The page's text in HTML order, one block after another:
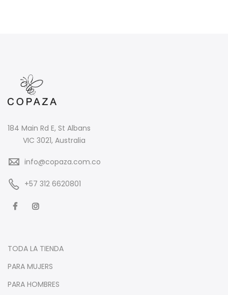
184 Main Rd E, St Albans
VIC 3021, Australia
info@copaza.com.co
‪+57 312 6620801‬
TODA LA TIENDA
PARA MUJERS
PARA HOMBRES